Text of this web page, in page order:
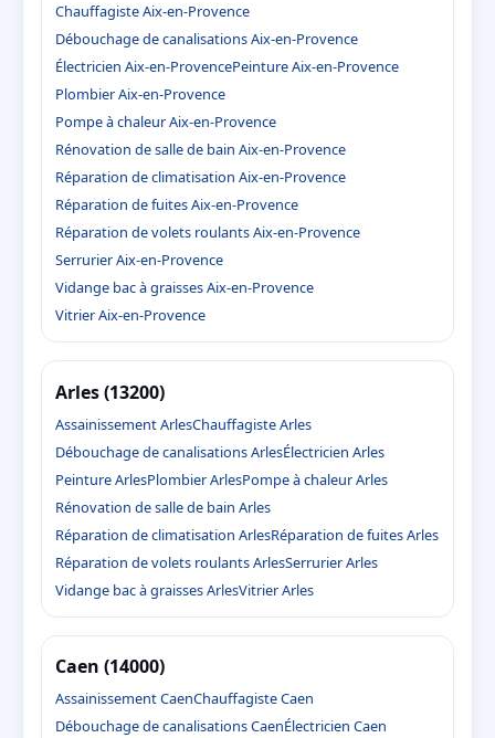
Chauffagiste Aix-en-Provence
Débouchage de canalisations Aix-en-Provence
Électricien Aix-en-ProvencePeinture Aix-en-Provence
Plombier Aix-en-Provence
Pompe à chaleur Aix-en-Provence
Rénovation de salle de bain Aix-en-Provence
Réparation de climatisation Aix-en-Provence
Réparation de fuites Aix-en-Provence
Réparation de volets roulants Aix-en-Provence
Serrurier Aix-en-Provence
Vidange bac à graisses Aix-en-Provence
Vitrier Aix-en-Provence
Arles (13200)
Assainissement ArlesChauffagiste Arles
Débouchage de canalisations ArlesÉlectricien Arles
Peinture ArlesPlombier ArlesPompe à chaleur Arles
Rénovation de salle de bain Arles
Réparation de climatisation ArlesRéparation de fuites Arles
Réparation de volets roulants ArlesSerrurier Arles
Vidange bac à graisses ArlesVitrier Arles
Caen (14000)
Assainissement CaenChauffagiste Caen
Débouchage de canalisations CaenÉlectricien Caen